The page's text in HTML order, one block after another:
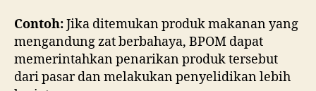
Contoh:Jika ditemukan produk makanan yang
mengandung zat berbahaya, BPOM dapat
memerintahkan penarikan produk tersebut
dari pasar dan melakukan penyelidikan lebih